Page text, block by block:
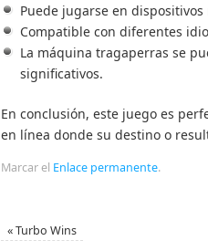
Puede jugarse en
Compatible con diferentes
La máquina tragaperras se
significativos.
En conclusión, este juego es
en línea donde su destino o
Marcar el Enlace permanente.
«Turbo Wins